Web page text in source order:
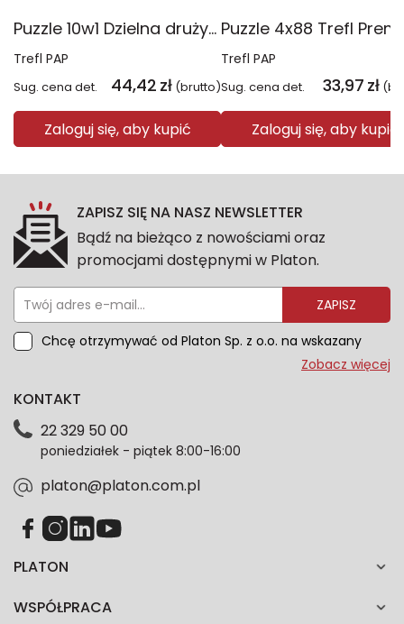
Puzzle 10w1 Dzielna drużyna Psiego Patrolu 96012
Trefl PAP
Sug. cena det. 44,42 zł (brutto)
Zaloguj się, aby kupić
Trefl PAP
Sug. cena det. 33,97 zł
Zaloguj się, aby kupić
ZAPISZ SIĘ NA NASZ NEWSLETTER
Bądź na bieżąco z nowościami oraz
promocjami dostępnymi w Platon.
ZAPISZ
Chcę otrzymywać od Platon Sp. z o.o. na wskazany
przeze mnie adres e-mail informacje marketingowe
dotyczące danych osobowych znajdziesz w naszej
każdym czasie. Wycofanie zgody nie wpłynie na
zgodność z prawem przetwarzania dokonanego przed
Zobacz więcej
PLATON
WSPÓŁPRACA
KONTAKT
22 329 50 00
poniedziałek - piątek 8:00-16:00
platon@platon.com.pl